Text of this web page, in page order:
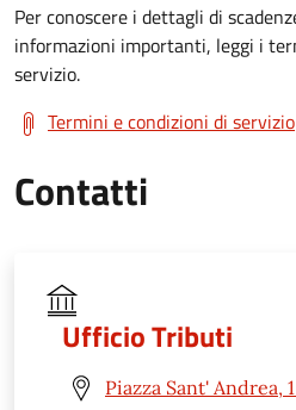
Per conoscere i dettagli di
informazioni importanti, leggi i
servizio.
Termini e condizioni di servizio
Contatti
Ufficio Tributi
Piazza Sant' Andrea,